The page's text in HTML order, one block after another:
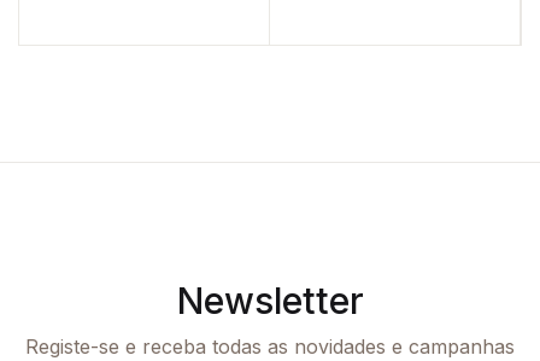
Newsletter
Registe-se e receba todas as novidades e campanhas